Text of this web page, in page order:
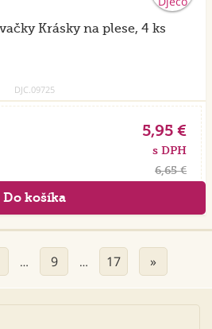
Krásky na plese, 4 ks
DJC.09725
5,95 €
s DPH
6,65 €
… 9 … 17 »